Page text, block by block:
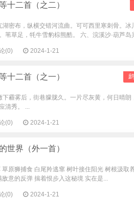
十二首（之二）
湖密布，纵横交错河流曲。可可西里寒刺骨。
苇草足，牦牛雪豹棕熊酷。 六、浣溪沙·葫芦岛
(0) 2024-1-21
十二首（之一）
下霾雾后，街巷朦胧久。一片尽灰黄，何日晴
清秀。 ...
(0) 2024-1-21
世界（外一首）
原狮捕食 白尾羚逃窜 树叶接住阳光 树根汲取
意的反弹 揣着恨步入这秘境 实在是...
(0) 2024-1-21